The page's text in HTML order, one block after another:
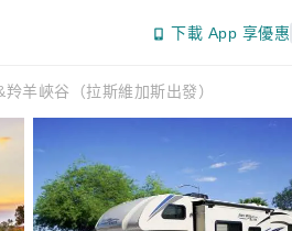
下載 App 享優惠
羊峽谷（拉斯維加斯出發）